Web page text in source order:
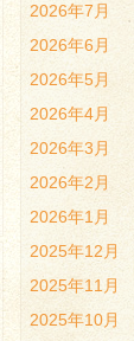
2026年7月
2026年6月
2026年5月
2026年4月
2026年3月
2026年2月
2026年1月
2025年12月
2025年11月
2025年10月